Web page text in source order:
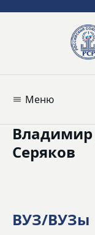
Меню
Серяков
ВУЗ/ВУЗы